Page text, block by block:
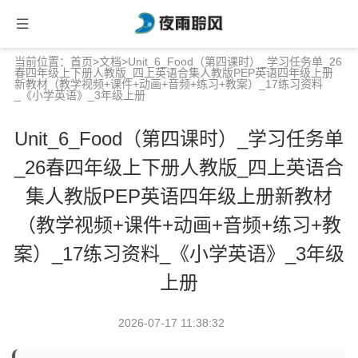
当前位置： 首页>文档>Unit_6_Food（第四课时）_学习任务单_26
春四年级上下册人教版_四上英语合集人教版PEP英语四年级上册
新教材（教学视频+课件+动画+音频+练习+教案）_17练习资料
_《小学英语》_3年级上册
Unit_6_Food（第四课时）_学习任务单
_26春四年级上下册人教版_四上英语合
集人教版PEP英语四年级上册新教材
（教学视频+课件+动画+音频+练习+教
案）_17练习资料_《小学英语》_3年级
上册
2026-07-17 11:38:32